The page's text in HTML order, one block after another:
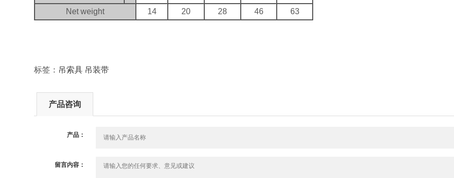
Net weight
14 20 28 46 63
标签： 吊索具 吊装带
产品咨询
产品：
留言内容：